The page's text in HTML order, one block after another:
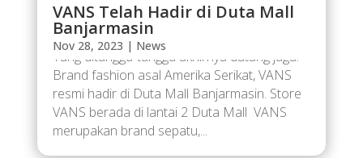
VANS Telah Hadir di Duta Mall
Banjarmasin
Nov 28, 2023 | News
Yang ditunggu-tunggu akhirnya datang juga!
Brand fashion asal Amerika Serikat, VANS
resmi hadir di Duta Mall Banjarmasin. Store
VANS berada di lantai 2 Duta Mall VANS
merupakan brand sepatu,...